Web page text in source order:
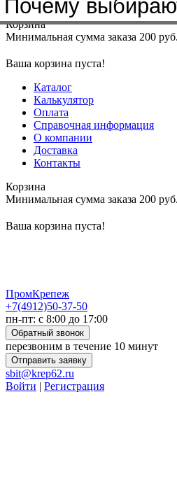
Меню+7(4912)50-37-50
Корзина
Минимальная сумма заказа 200 руб.
Ваша корзина пуста!
Каталог
Калькулятор
Оплата
Справочная информация
О компании
Доставка
Контакты
Корзина
Минимальная сумма заказа 200 руб.
Ваша корзина пуста!
ПромКрепеж
+7(4912)50-37-50
пн-пт: с 8:00 до 17:00
Обратный звонок
перезвоним в течение 10 минут
Отправить заявку
sbit@krep62.ru
Войти | Регистрация
Почему